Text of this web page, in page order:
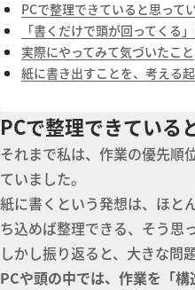
PCで整理できていると思って
「書くだけで頭が回ってくる
実際にやってみて気づいたこと
紙に書き出すことを、考える
PCで整理できている
それまで私は、作業の優先順
ていました。
紙に書くという発想は、ほと
ち込めば整理できる、そう思
しかし振り返ると、大きな問
PCや頭の中では、作業を「